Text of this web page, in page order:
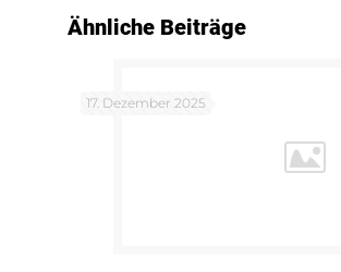
Ähnliche Beiträge
17. Dezember 2025